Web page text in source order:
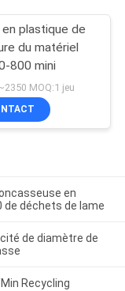
en plastique de
du matériel
800 mini
MOQ:1 jeu
en
de déchets de lame
de diamètre de
Recycling